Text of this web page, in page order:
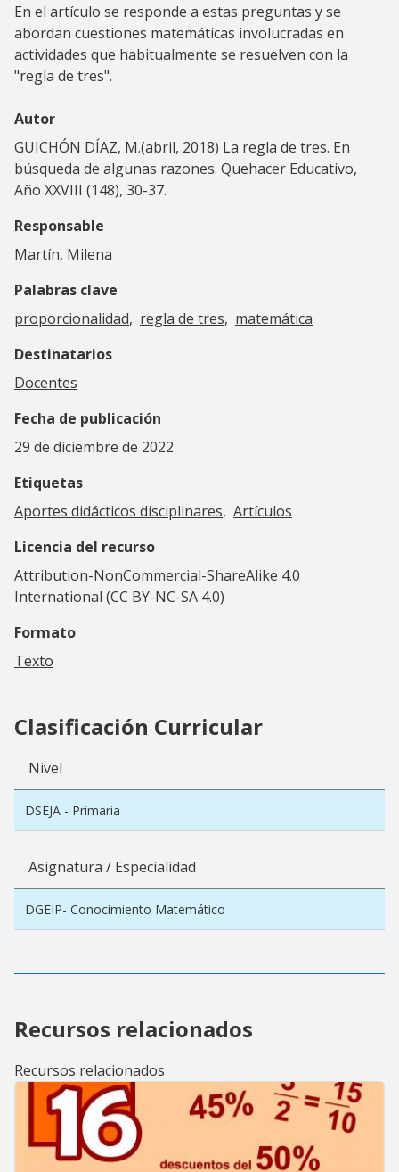
En el artículo se responde a estas preguntas y se
abordan cuestiones matemáticas involucradas en
actividades que habitualmente se resuelven con la
"regla de tres".
Autor
GUICHÓN DÍAZ, M.(abril, 2018) La regla de tres. En
búsqueda de algunas razones. Quehacer Educativo,
Año XXVIII (148), 30-37.
Responsable
Martín, Milena
Palabras clave
proporcionalidad
regla de tres
matemática
Destinatarios
Docentes
Fecha de publicación
29 de diciembre de 2022
Etiquetas
Aportes didácticos disciplinares Artículos
Licencia del recurso
Attribution-NonCommercial-ShareAlike 4.0
International (CC BY-NC-SA 4.0)
Formato
Texto
Clasificación Curricular
Nivel
DSEJA - Primaria
Asignatura / Especialidad
DGEIP- Conocimiento Matemático
Recursos relacionados
Recursos relacionados